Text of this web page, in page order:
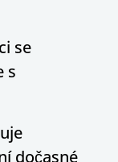
se
s
dočasné